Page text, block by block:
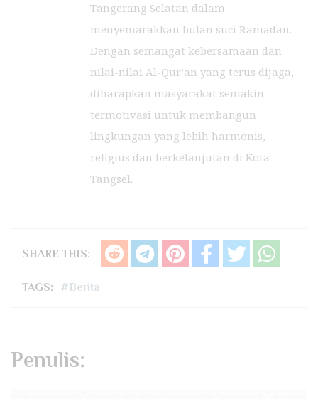
Tangerang Selatan dalam
menyemarakkan bulan suci Ramadan.
Dengan semangat kebersamaan dan
nilai-nilai Al-Qur’an yang terus dijaga,
diharapkan masyarakat semakin
termotivasi untuk membangun
lingkungan yang lebih harmonis,
religius dan berkelanjutan di Kota
Tangsel.
SHARE THIS:
TAGS: #Berita
Penulis: